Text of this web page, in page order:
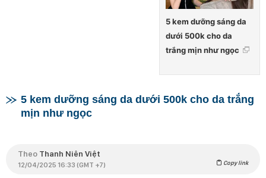
5 kem dưỡng sáng da
dưới 500k cho da
trắng mịn như ngọc
5 kem dưỡng sáng da dưới 500k cho da trắng
mịn như ngọc
Theo Thanh Niên Việt
12/04/2025 16:33 (GMT +7) Copy link